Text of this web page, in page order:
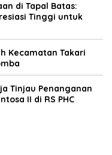
di Tapal Batas:
Tinggi untuk
Kecamatan Takari
Tinjau Penanganan
II di RS PHC